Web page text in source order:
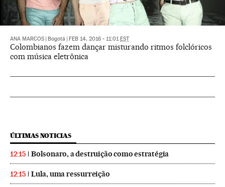
ANA MARCOS Bogotá FEB 14, 2016 - 11:01 EST
Colombianos fazem dançar misturando ritmos folclóricos
com música eletrônica
ÚLTIMAS NOTICIAS
12:15 Bolsonaro, a destruição como estratégia
12:15 Lula, uma ressurreição